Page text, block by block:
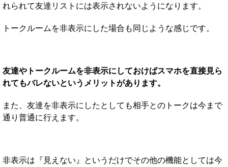
れられて友達リストには表示されないようになります。
トークルームを非表示にした場合も同じような感じです。
友達やトークルームを非表示にしておけばスマホを直接見ら
れてもバレないというメリットがあります。
また、友達を非表示にしたとしても相手とのトークは今まで
通り普通に行えます。
非表示は『見えない』というだけでその他の機能としては今